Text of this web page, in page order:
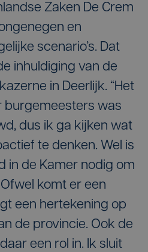
Zaken De Crem
en
scenario’s. Dat
inhuldiging van de
in Deerlijk. “Het
burgemeesters was
dus ik ga kijken wat
te denken. Wel is
in de Kamer nodig om
komt er een
een hertekening op
de provincie. Ook de
een rol in. Ik sluit